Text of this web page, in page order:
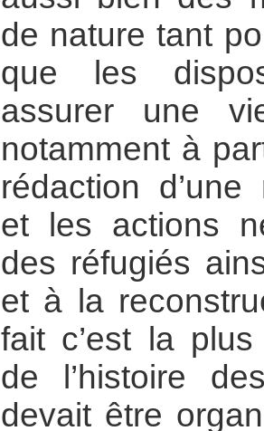
de nature tant
que les
assurer une
notamment à
rédaction
et les actions
des réfugiés
et à la
fait c’est la
de l’histoire
devait être